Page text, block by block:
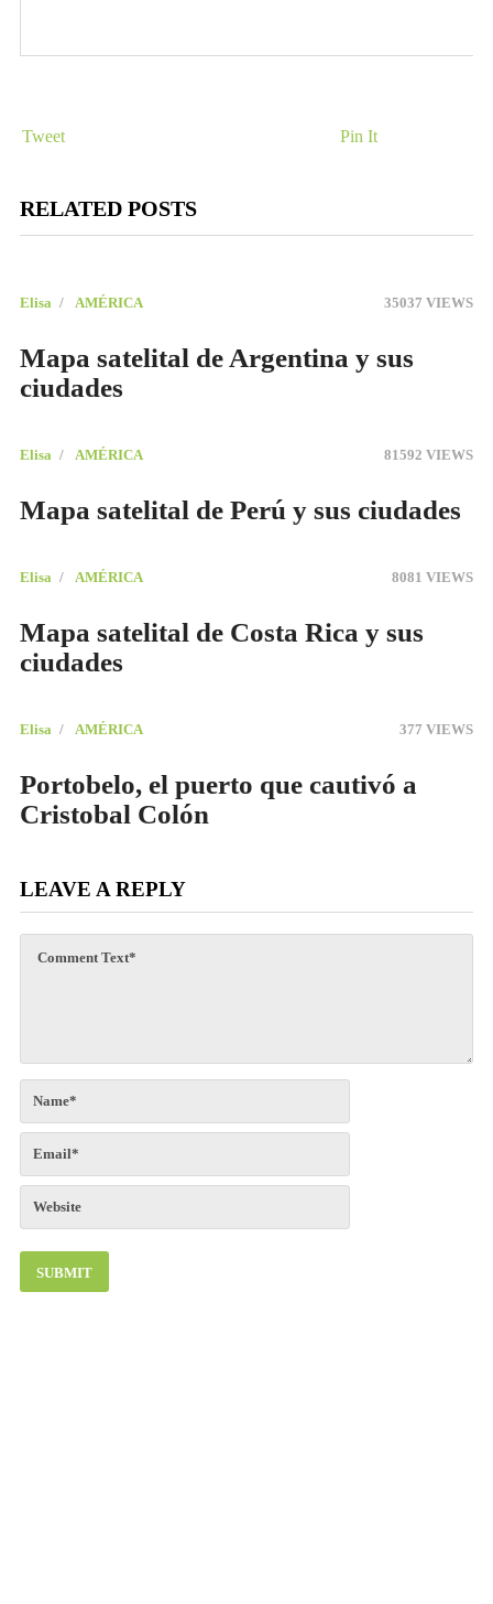
Tweet Pin It
RELATED POSTS
Elisa AMÉRICA 35037 VIEWS
Mapa satelital de Argentina y sus
ciudades
Elisa AMÉRICA 81592 VIEWS
Mapa satelital de Perú y sus ciudades
Elisa AMÉRICA 8081 VIEWS
Mapa satelital de Costa Rica y sus
ciudades
Elisa AMÉRICA 377 VIEWS
Portobelo, el puerto que cautivó a
Cristobal Colón
LEAVE A REPLY